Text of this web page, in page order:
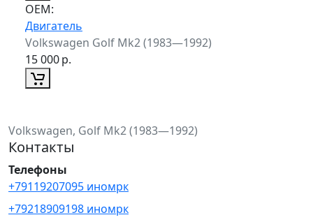
ОЕМ:
Двигатель
Volkswagen Golf Mk2 (1983—1992)
15 000р.
Volkswagen, Golf Mk2 (1983—1992)
Контакты
Телефоны
+79119207095 иномрк
+79218909198 иномрк